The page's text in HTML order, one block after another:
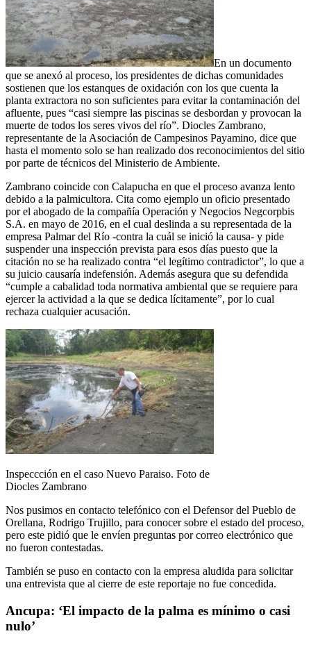
En un documento
que se anexó al proceso, los presidentes de dichas comunidades
sostienen que los estanques de oxidación con los que cuenta la
planta extractora no son suficientes para evitar la contaminación del
afluente, pues “casi siempre las piscinas se desbordan y provocan la
muerte de todos los seres vivos del río”. Diocles Zambrano,
representante de la Asociación de Campesinos Payamino, dice que
hasta el momento solo se han realizado dos reconocimientos del sitio
por parte de técnicos del Ministerio de Ambiente.
Zambrano coincide con Calapucha en que el proceso avanza lento
debido a la palmicultora. Cita como ejemplo un oficio presentado
por el abogado de la compañía Operación y Negocios Negcorpbis
S.A. en mayo de 2016, en el cual deslinda a su representada de la
empresa Palmar del Río -contra la cuál se inició la causa- y pide
suspender una inspección prevista para esos días puesto que la
citación no se ha realizado contra “el legítimo contradictor”, lo que a
su juicio causaría indefensión. Además asegura que su defendida
“cumple a cabalidad toda normativa ambiental que se requiere para
ejercer la actividad a la que se dedica lícitamente”, por lo cual
rechaza cualquier acusación.
Inspeccción en el caso Nuevo Paraiso. Foto de
Diocles Zambrano
Nos pusimos en contacto telefónico con el Defensor del Pueblo de
Orellana, Rodrigo Trujillo, para conocer sobre el estado del proceso,
pero este pidió que le envíen preguntas por correo electrónico que
no fueron contestadas.
También se puso en contacto con la empresa aludida para solicitar
una entrevista que al cierre de este reportaje no fue concedida.
Ancupa: ‘El impacto de la palma es mínimo o casi
nulo’